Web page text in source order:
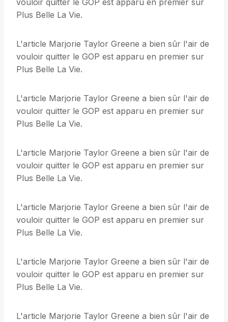
vouloir quitter le GOP est apparu en premier sur
Plus Belle La Vie.
L'article Marjorie Taylor Greene a bien sûr l'air de
vouloir quitter le GOP est apparu en premier sur
Plus Belle La Vie.
L'article Marjorie Taylor Greene a bien sûr l'air de
vouloir quitter le GOP est apparu en premier sur
Plus Belle La Vie.
L'article Marjorie Taylor Greene a bien sûr l'air de
vouloir quitter le GOP est apparu en premier sur
Plus Belle La Vie.
L'article Marjorie Taylor Greene a bien sûr l'air de
vouloir quitter le GOP est apparu en premier sur
Plus Belle La Vie.
L'article Marjorie Taylor Greene a bien sûr l'air de
vouloir quitter le GOP est apparu en premier sur
Plus Belle La Vie.
L'article Marjorie Taylor Greene a bien sûr l'air de